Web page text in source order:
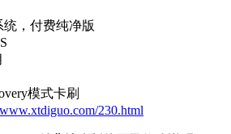
，付费纯净版
模式卡刷
230.html